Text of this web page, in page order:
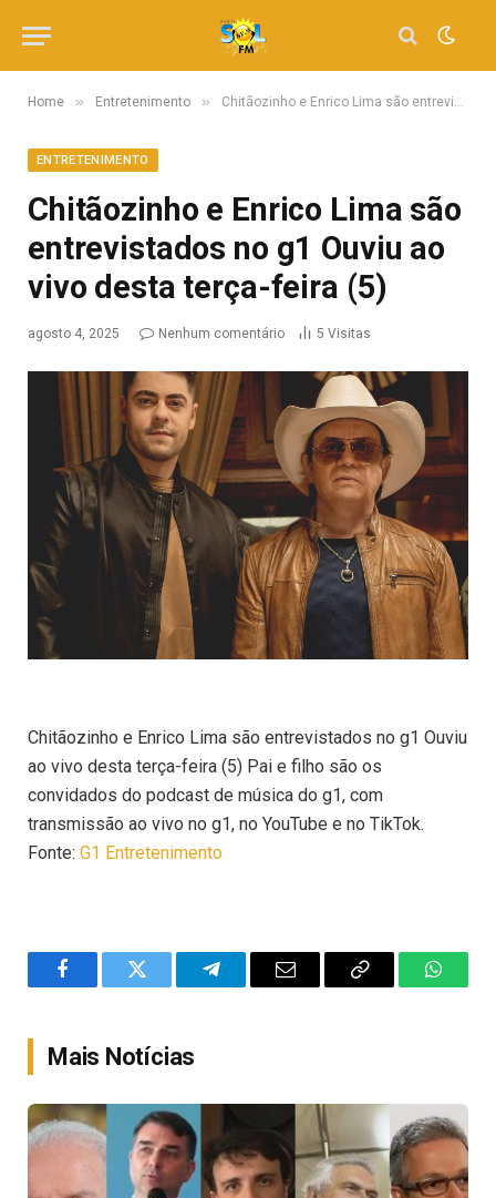
Home » Entretenimento » Chitãozinho e Enrico Lima são entrevistados no g1 Ouviu ao vivo desta terça-feira (5)
ENTRETENIMENTO
Chitãozinho e Enrico Lima são
entrevistados no g1 Ouviu ao
vivo desta terça-feira (5)
agosto 4, 2025 Nenhum comentário 5 Visitas
Chitãozinho e Enrico Lima são entrevistados no g1 Ouviu
ao vivo desta terça-feira (5) Pai e filho são os
convidados do podcast de música do g1, com
transmissão ao vivo no g1, no YouTube e no TikTok.
Fonte: G1 Entretenimento
FacebookTwitter TelegramEmail
Copy
Mais Notícias